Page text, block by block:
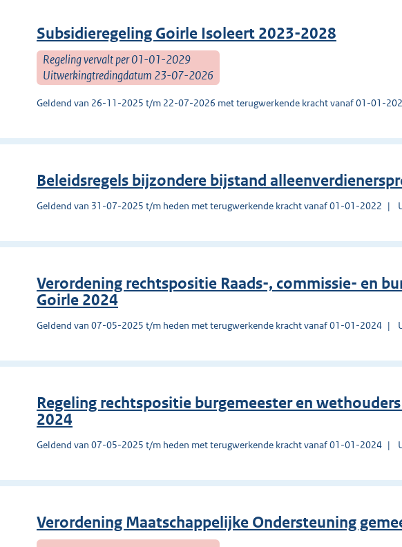
Subsidieregeling Goirle Isoleert 2023-2028
Regeling vervalt per 01-01-2029
Uitwerkingtredingdatum 23-07-2026
Geldend van 26-11-2025 t/m 22-07-2026 met terugwerkende kracht vanaf 01-01-
Beleidsregels bijzondere bijstand
Geldend van 31-07-2025 t/m heden met terugwerkende kracht vanaf 01-01-2022
Verordening rechtspositie Raads-, commissie- en
Goirle 2024
Geldend van 07-05-2025 t/m heden met terugwerkende kracht vanaf 01-01-2024
Regeling rechtspositie burgemeester en
2024
Geldend van 07-05-2025 t/m heden met terugwerkende kracht vanaf 01-01-2024
Verordening Maatschappelijke Ondersteuning